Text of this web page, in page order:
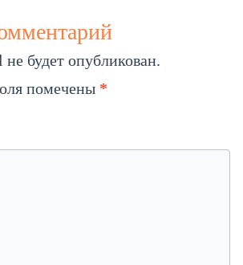
будет опубликован.
помечены *